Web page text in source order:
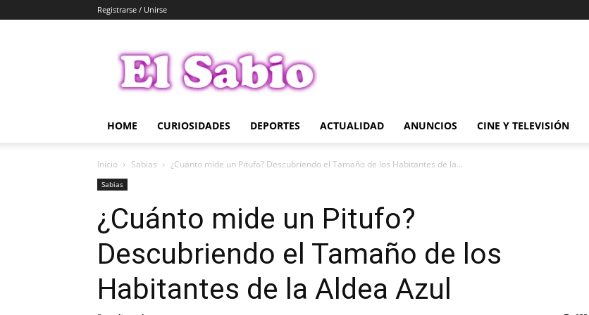
Registrarse / Unirse
Sabio
HOME CURIOSIDADES DEPORTES ACTUALIDAD ANUNCIOS CINE Y TELEVISIÓN
Inicio Sabias ¿Cuánto mide un Pitufo? Descubriendo el Tamaño de los Habitantes de la...
Sabias
¿Cuánto mide un Pitufo?
Descubriendo el Tamaño de los
Habitantes de la Aldea Azul